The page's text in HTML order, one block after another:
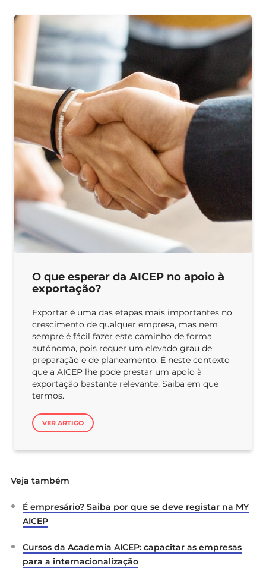
O que esperar da AICEP no apoio à
exportação?
Exportar é uma das etapas mais importantes no
crescimento de qualquer empresa, mas nem
sempre é fácil fazer este caminho de forma
autónoma, pois requer um elevado grau de
preparação e de planeamento. É neste contexto
que a AICEP lhe pode prestar um apoio à
exportação bastante relevante. Saiba em que
termos.
VER ARTIGO
Veja também
É empresário? Saiba por que se deve registar na MY
AICEP
Cursos da Academia AICEP: capacitar as empresas
para a internacionalização